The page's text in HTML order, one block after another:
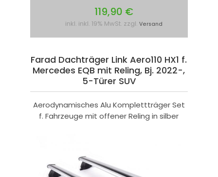
119,90 €
inkl. inkl. 19% MwSt. zzgl. Versand
Farad Dachträger Link Aero110 HX1 f.
Mercedes EQB mit Reling, Bj. 2022-,
5-Türer SUV
Aerodynamisches Alu Komplettträger Set
f. Fahrzeuge mit offener Reling in silber